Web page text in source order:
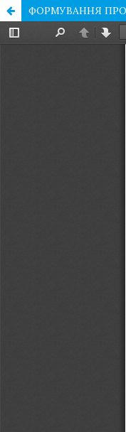
ФОРМУВАННЯ